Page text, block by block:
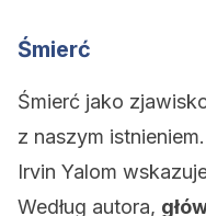
Śmierć
Śmierć jako
z naszym
Irvin Yalom
Według autora,